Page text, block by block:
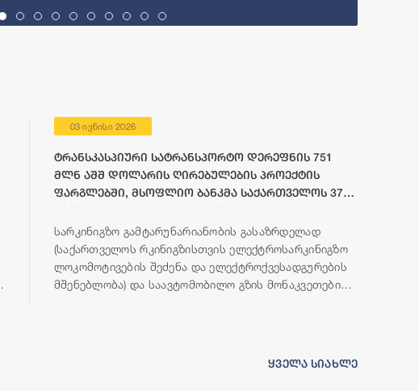
03 ივნისი 2026
ტრანსკასპიური სატრანსპორტო დერეფნის 751
მლნ აშშ დოლარის ღირებულების პროექტის
ფარგლებში, მსოფლიო ბანკმა საქართველოს 372
მილიონი აშშ დოლარის ოდენობის ფინანსური
რესურსი გამოუყო
სარკინიგზო გამტარუნარიანობის გასაზრდელად
(საქართველოს რკინიგზისთვის ელექტროსარკინიგზო
ლოკომოტივების შეძენა და ელექტროქვესადგურების
მშენებლობა) და საავტომობილო გზის მონაკვეთების
ყველა სიახლე